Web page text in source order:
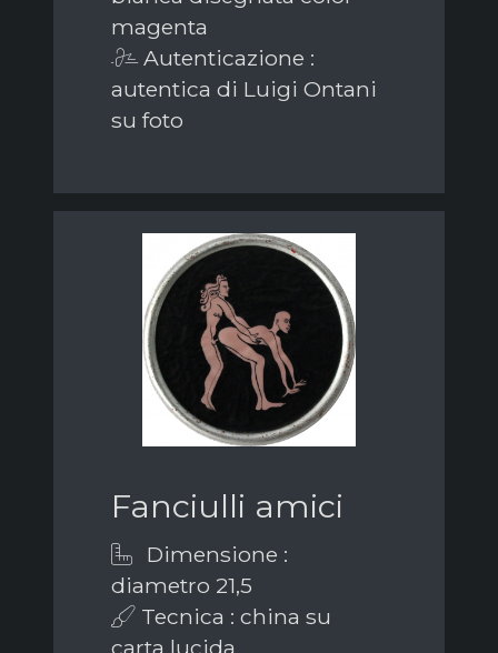
magenta
Autenticazione :
autentica di Luigi Ontani
su foto
Fanciulli amici
Dimensione :
diametro 21,5
Tecnica : china su
carta lucida